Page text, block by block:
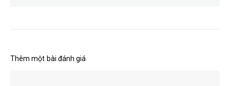
Thêm một bài đánh giá